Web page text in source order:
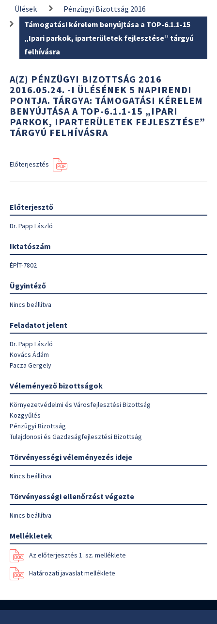
Ülések
Pénzügyi Bizottság 2016
Támogatási kérelem benyújtása a TOP-6.1.1-15
„Ipari parkok, iparterületek fejlesztése” tárgyú
felhívásra
A(Z) PÉNZÜGYI BIZOTTSÁG 2016
2016.05.24. -I ÜLÉSÉNEK 5 NAPIRENDI
PONTJA. TÁRGYA: TÁMOGATÁSI KÉRELEM
BENYÚJTÁSA A TOP-6.1.1-15 „IPARI
PARKOK, IPARTERÜLETEK FEJLESZTÉSE”
TÁRGYÚ FELHÍVÁSRA
Előterjesztés
Előterjesztő
Dr. Papp László
Iktatószám
ÉPÍT-7802
Ügyintéző
Nincs beállítva
Feladatot jelent
Dr. Papp László
Kovács Ádám
Pacza Gergely
Véleményező bizottságok
Környezetvédelmi és Városfejlesztési Bizottság
Közgyűlés
Pénzügyi Bizottság
Tulajdonosi és Gazdaságfejlesztési Bizottság
Törvényességi véleményezés ideje
Nincs beállítva
Törvényességi ellenőrzést végezte
Nincs beállítva
Mellékletek
Az előterjesztés 1. sz. melléklete
Határozati javaslat melléklete